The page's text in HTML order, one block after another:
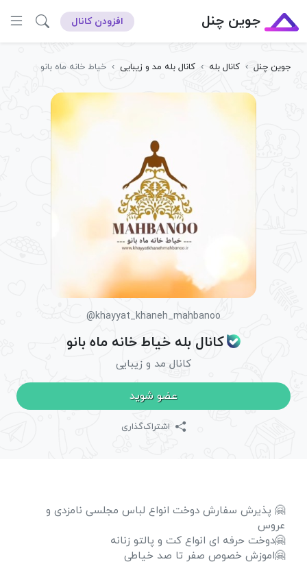
جوین چنل افزودن کانال
جوین چنل › کانال بله › کانال بله مد و زیبایی › خیاط خانه ماه بانو
@khayyat_khaneh_mahbanoo
کانال بله خیاط خانه ماه بانو
کانال مد و زیبایی
عضو شوید
اشتراک‌گذاری
🤗 پذیرش سفارش دوخت انواع لباس مجلسی نامزدی و
عروس
🤗دوخت حرفه ای انواع کت و پالتو زنانه
🤗اموزش خصوص صفر تا صد خیاطی